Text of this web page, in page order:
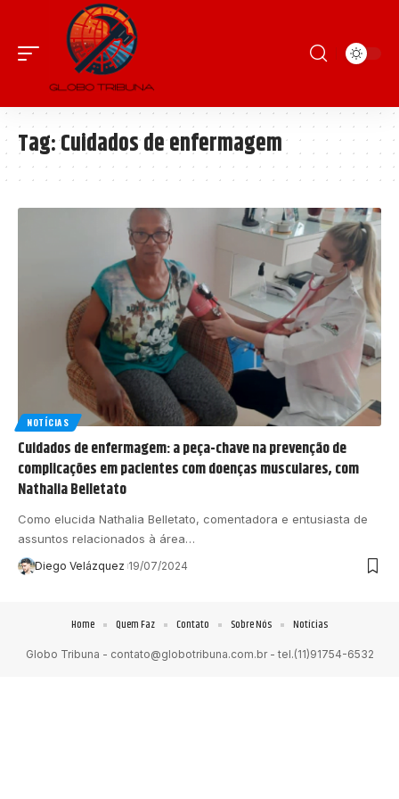
Tag:Cuidados de enfermagem
NOTÍCIAS
Cuidados de enfermagem: a peça-chave na prevenção de
complicações em pacientes com doenças musculares, com
Nathalia Belletato
Como elucida Nathalia Belletato, comentadora e entusiasta de
assuntos relacionados à área…
Diego Velázquez 19/07/2024
Globo Tribuna - contato@globotribuna.com.br- tel.(11)91754-6532
Home Quem Faz Contato Sobre Nós Notícias